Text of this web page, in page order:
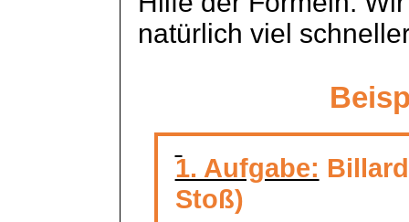
natürlich viel
1. Aufgabe:
Stoß)